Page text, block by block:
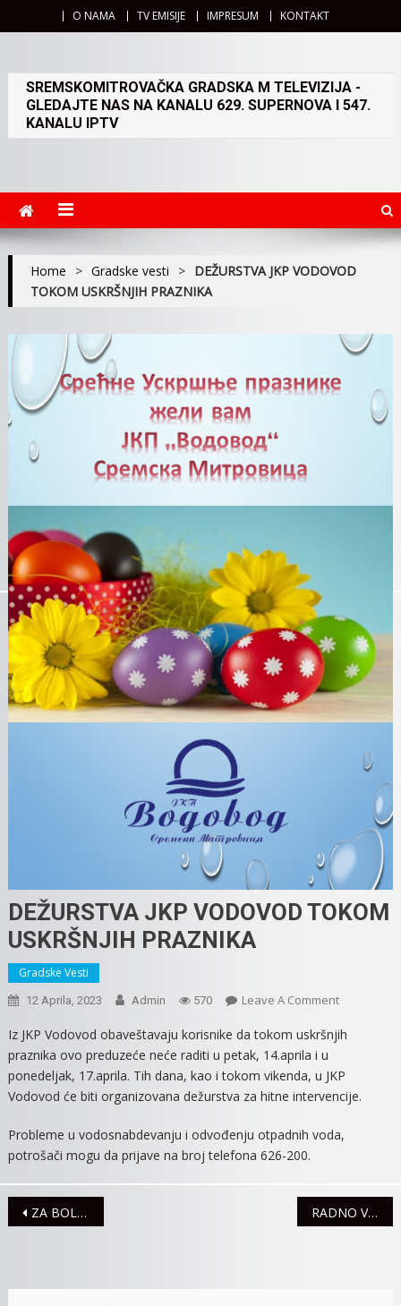
O NAMA TV EMISIJE IMPRESUM KONTAKT
SREMSKOMITROVAČKA GRADSKA M TELEVIZIJA -
GLEDAJTE NAS NA KANALU 629. SUPERNOVA I 547.
KANALU IPTV
Home > Gradske vesti > DEŽURSTVA JKP VODOVOD
TOKOM USKRŠNJIH PRAZNIKA
DEŽURSTVA JKP VODOVOD TOKOM
USKRŠNJIH PRAZNIKA
Gradske Vesti
12 Aprila, 2023 Admin 570 Leave A CommentOn
JKP
TOKOM
USKRŠNJIH
Iz JKP Vodovod obaveštavaju korisnike da tokom uskršnjih
praznika ovo preduzeće neće raditi u petak, 14.aprila i u
ponedeljak, 17.aprila. Tih dana, kao i tokom vikenda, u JKP
Vodovod će biti organizovana dežurstva za hitne intervencije.
Probleme u vodosnabdevanju i odvođenju otpadnih voda,
potrošači mogu da prijave na broj telefona 626-200.
Navigacija
ZA BOLJU I USPEŠNIJU ADMINISTRACIJU RADNO VREME JP SREM-GAS TOKOM USKRSA